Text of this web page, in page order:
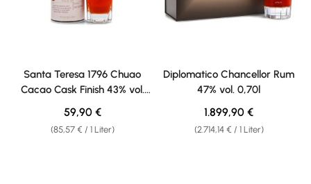
Santa Teresa 1796 Chuao
Cacao Cask Finish 43% vol.
0,70l
(85,57 € / 1 Liter)
Regulärer Preis:
59,90 €
Diplomatico Chancellor Rum
47% vol. 0,70l
(2.714,14 € / 1 Liter)
Regulärer Preis:
1.899,90 €